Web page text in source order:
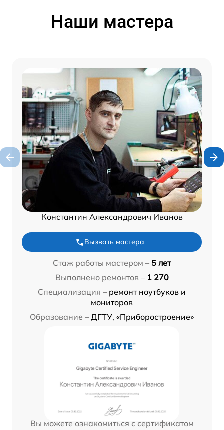
Наши мастера
Константин Александрович Иванов
Вызвать мастера
Стаж работы мастером – 5 лет
Выполнено ремонтов – 1 270
Специализация – ремонт ноутбуков и
мониторов
Образование – ДГТУ, «Приборостроение»
Вы можете ознакомиться с сертификатом